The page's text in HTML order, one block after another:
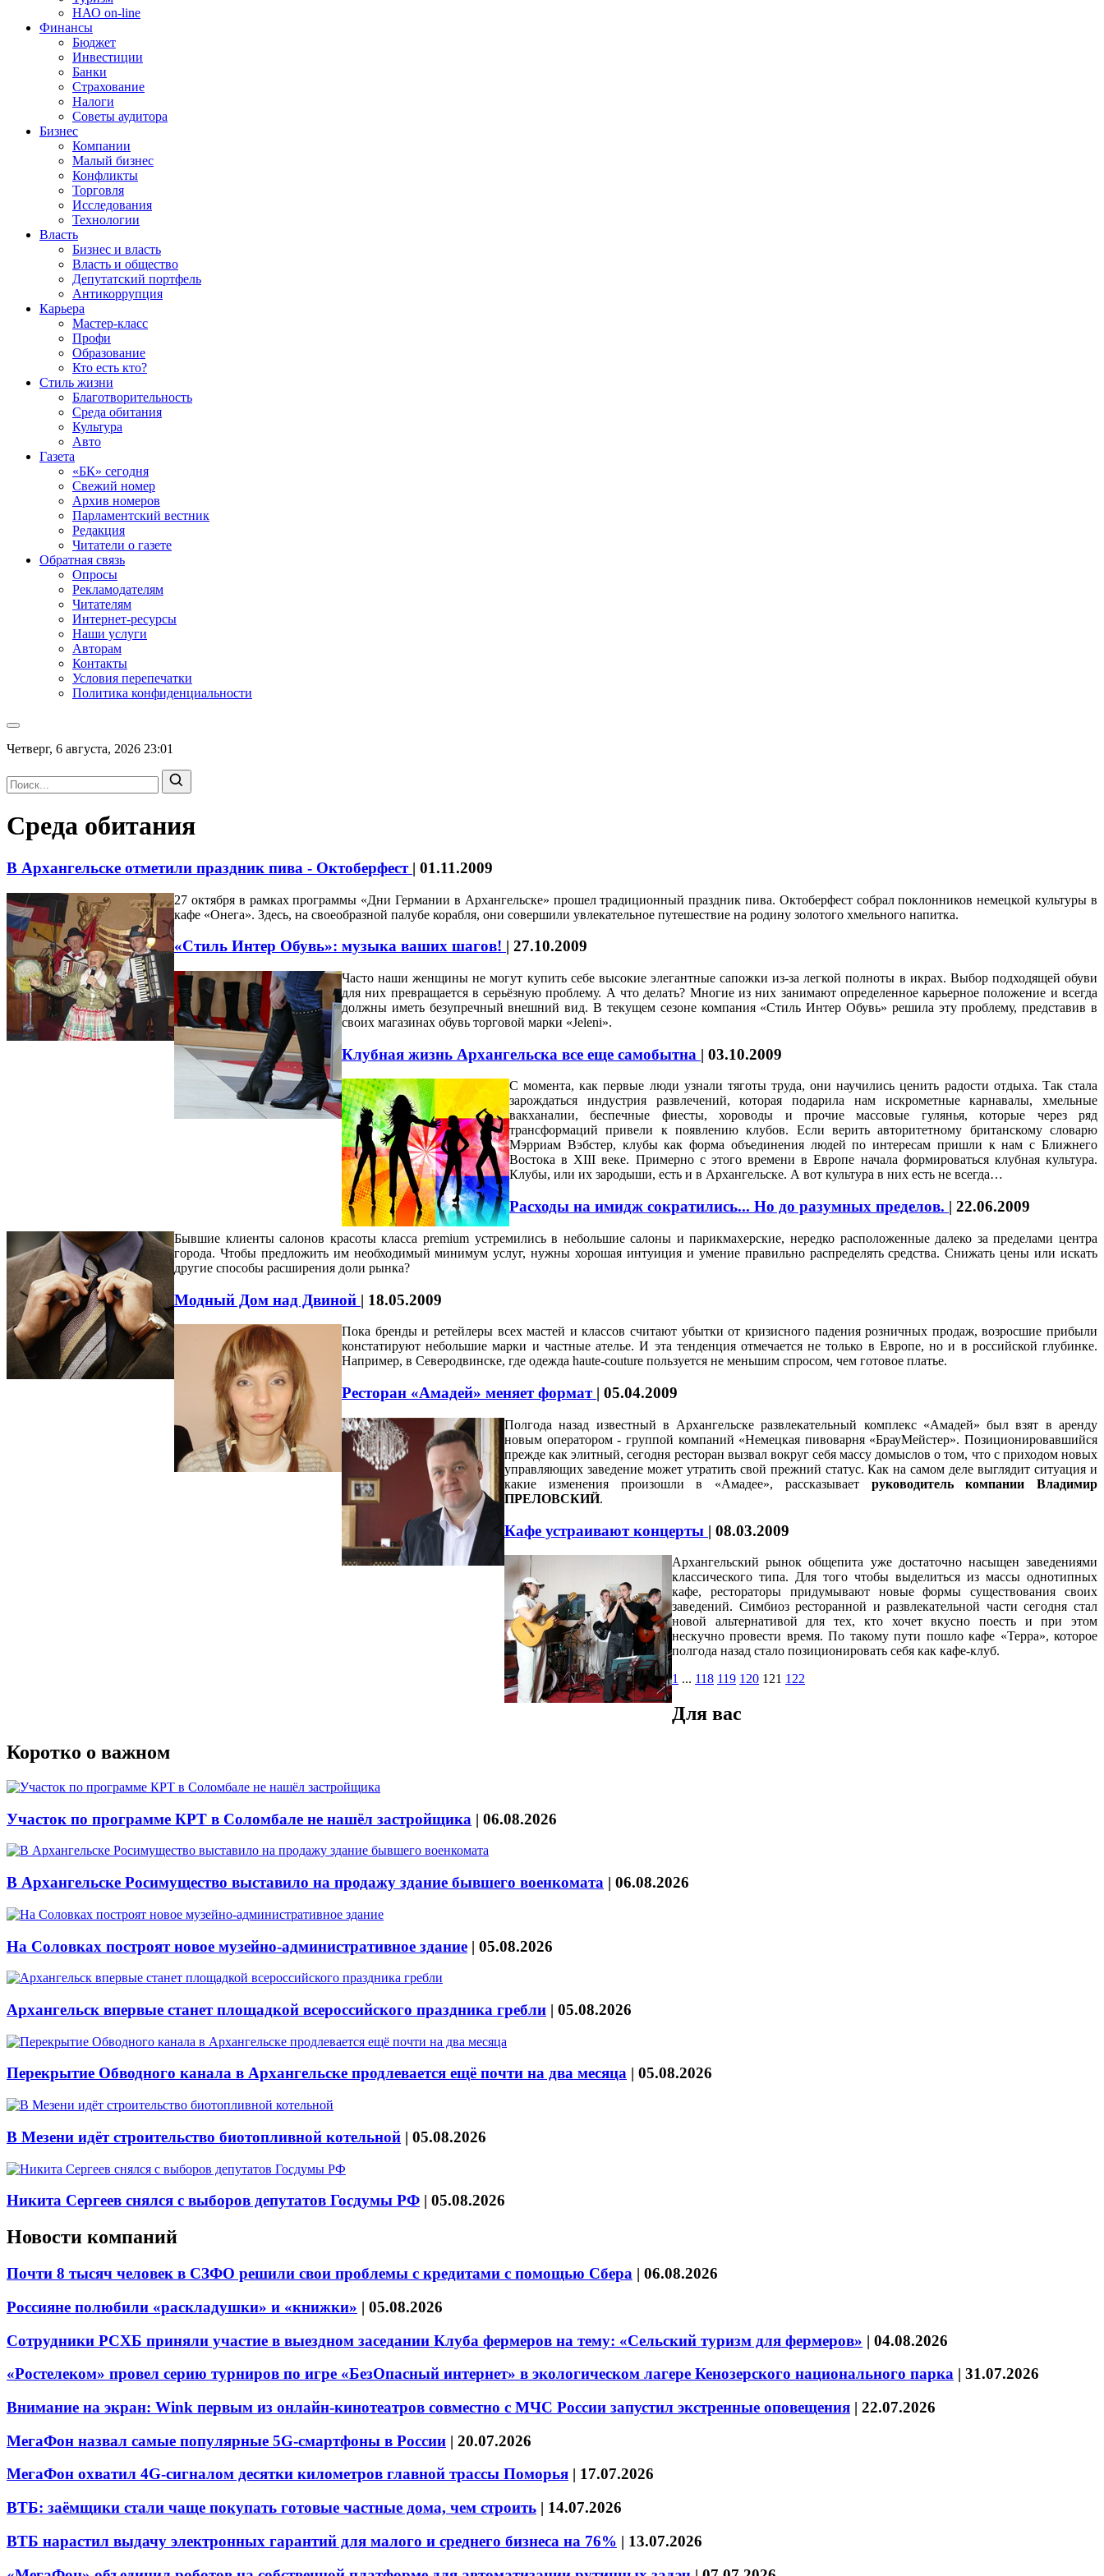
НАО on-line
Финансы
Бюджет
Инвестиции
Банки
Страхование
Налоги
Советы аудитора
Бизнес
Компании
Малый бизнес
Конфликты
Торговля
Исследования
Технологии
Власть
Бизнес и власть
Власть и общество
Депутатский портфель
Антикоррупция
Карьера
Мастер-класс
Профи
Образование
Кто есть кто?
Стиль жизни
Благотворительность
Среда обитания
Культура
Авто
Газета
«БК» сегодня
Свежий номер
Архив номеров
Парламентский вестник
Редакция
Читатели о газете
Обратная связь
Опросы
Рекламодателям
Читателям
Интернет-ресурсы
Наши услуги
Авторам
Контакты
Условия перепечатки
Политика конфиденциальности
Четверг, 6 августа, 2026 23:01
Среда обитания
В Архангельске отметили праздник пива - Октоберфест | 01.11.2009
27 октября в рамках программы «Дни Германии в Архангельске» прошел традиционный праздник пива. Октоберфест собрал поклонников немецкой культуры в
кафе «Онега». Здесь, на своеобразной палубе корабля, они совершили увлекательное путешествие на родину золотого хмельного напитка.
«Стиль Интер Обувь»: музыка ваших шагов! | 27.10.2009
Часто наши женщины не могут купить себе высокие элегантные сапожки из-за легкой полноты в икрах. Выбор подходящей обуви
для них превращается в серьёзную проблему. А что делать? Многие из них занимают определенное карьерное положение и всегда
должны иметь безупречный внешний вид. В текущем сезоне компания «Стиль Интер Обувь» решила эту проблему, представив в
своих магазинах обувь торговой марки «Jeleni».
Клубная жизнь Архангельска все еще самобытна | 03.10.2009
С момента, как первые люди узнали тяготы труда, они научились ценить радости отдыха. Так стала
зарождаться индустрия развлечений, которая подарила нам искрометные карнавалы, хмельные
вакханалии, беспечные фиесты, хороводы и прочие массовые гулянья, которые через ряд
трансформаций привели к появлению клубов. Если верить авторитетному британскому словарю
Мэрриам Вэбстер, клубы как форма объединения людей по интересам пришли к нам с Ближнего
Востока в XIII веке. Примерно с этого времени в Европе начала формироваться клубная культура.
Клубы, или их зародыши, есть и в Архангельске. А вот культура в них есть не всегда…
Расходы на имидж сократились... Но до разумных пределов. | 22.06.2009
Бывшие клиенты салонов красоты класса premium устремились в небольшие салоны и парикмахерские, нередко расположенные далеко за пределами центра
города. Чтобы предложить им необходимый минимум услуг, нужны хорошая интуиция и умение правильно распределять средства. Снижать цены или искать
другие способы расширения доли рынка?
Модный Дом над Двиной | 18.05.2009
Пока бренды и ретейлеры всех мастей и классов считают убытки от кризисного падения розничных продаж, возросшие прибыли
констатируют небольшие марки и частные ателье. И эта тенденция отмечается не только в Европе, но и в российской глубинке.
Например, в Северодвинске, где одежда haute-couture пользуется не меньшим спросом, чем готовое платье.
Ресторан «Амадей» меняет формат | 05.04.2009
Полгода назад известный в Архангельске развлекательный комплекс «Амадей» был взят в аренду
новым оператором - группой компаний «Немецкая пивоварня «БрауМейстер». Позиционировавшийся
прежде как элитный, сегодня ресторан вызвал вокруг себя массу домыслов о том, что с приходом новых
управляющих заведение может утратить свой прежний статус. Как на самом деле выглядит ситуация и
какие изменения произошли в «Амадее», рассказывает руководитель компании Владимир
ПРЕЛОВСКИЙ.
Кафе устраивают концерты | 08.03.2009
Архангельский рынок общепита уже достаточно насыщен заведениями
классического типа. Для того чтобы выделиться из массы однотипных
кафе, рестораторы придумывают новые формы существования своих
заведений. Симбиоз ресторанной и развлекательной части сегодня стал
новой альтернативой для тех, кто хочет вкусно поесть и при этом
нескучно провести время. По такому пути пошло кафе «Терра», которое
полгода назад стало позиционировать себя как кафе-клуб.
1 ... 118 119 120 121 122
Для вас
Коротко о важном
Участок по программе КРТ в Соломбале не нашёл застройщика | 06.08.2026
В Архангельске Росимущество выставило на продажу здание бывшего военкомата | 06.08.2026
На Соловках построят новое музейно-административное здание | 05.08.2026
Архангельск впервые станет площадкой всероссийского праздника гребли | 05.08.2026
Перекрытие Обводного канала в Архангельске продлевается ещё почти на два месяца | 05.08.2026
В Мезени идёт строительство биотопливной котельной | 05.08.2026
Никита Сергеев снялся с выборов депутатов Госдумы РФ | 05.08.2026
Новости компаний
Почти 8 тысяч человек в СЗФО решили свои проблемы с кредитами с помощью Сбера | 06.08.2026
Россияне полюбили «раскладушки» и «книжки» | 05.08.2026
Сотрудники РСХБ приняли участие в выездном заседании Клуба фермеров на тему: «Сельский туризм для фермеров» | 04.08.2026
«Ростелеком» провел серию турниров по игре «БезОпасный интернет» в экологическом лагере Кенозерского национального парка | 31.07.2026
Внимание на экран: Wink первым из онлайн-кинотеатров совместно с МЧС России запустил экстренные оповещения | 22.07.2026
МегаФон назвал самые популярные 5G-смартфоны в России | 20.07.2026
МегаФон охватил 4G-сигналом десятки километров главной трассы Поморья | 17.07.2026
ВТБ: заёмщики стали чаще покупать готовые частные дома, чем строить | 14.07.2026
ВТБ нарастил выдачу электронных гарантий для малого и среднего бизнеса на 76% | 13.07.2026